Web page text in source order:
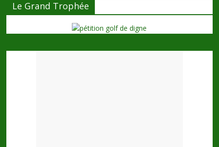
Le Grand Trophée